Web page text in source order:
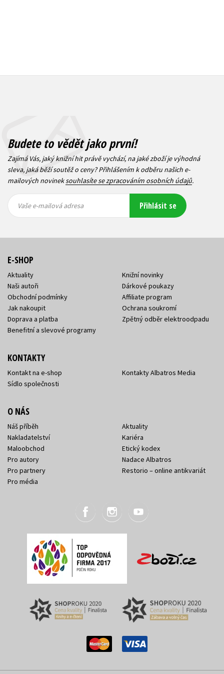
Budete to vědět jako první!
Zajímá Vás, jaký knižní hit právě vychází, na jaké zboží je výhodná
sleva, jaká běží soutěž o ceny? Přihlášením k odběru našich e-
mailových novineksouhlasíte se zpracováním osobních údajů.
mailová
mailová
Vaše e-mailová adresa Přihlásit se
E-SHOP
Aktuality
Naši autoři
Obchodní podmínky
Jak nakoupit
Doprava a platba
Benefitní a slevové programy
Knižní novinky
Dárkové poukazy
Affiliate program
Ochrana soukromí
Zpětný odběr elektroodpadu
KONTAKTY
Kontakt na e-shop
Sídlo společnosti
Kontakty Albatros Media
O NÁS
Náš příběh
Nakladatelství
Maloobchod
Pro autory
Pro partnery
Pro média
Aktuality
Kariéra
Etický kodex
Nadace Albatros
Restorio – online antikvariát